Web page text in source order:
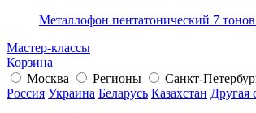
Металлофон пентатонический 7
Мастер-классы
Корзина
Москва
Регионы
Санкт-
Россия Украина Беларусь Казахстан Другая